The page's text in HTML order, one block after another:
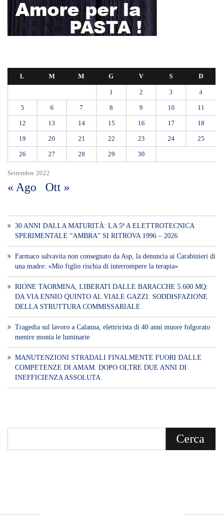
Settembre 2022
L M M G V S D
1 2 3 4
5 6 7 8 9 10 11
12 13 14 15 16 17 18
19 20 21 22 23 24 25
26 27 28 29 30
« Ago Ott »
30 ANNI DALLA MATURITÀ: LA 5ª A ELETTROTECNICA
SPERIMENTALE “AMBRA” SI RITROVA 1996 – 2026
Farmaco salvavita non consegnato da Asp, la denuncia ai Carabinieri di
una madre: «Mio figlio rischia di interrompere la terapia»
RIONE TAORMINA, LIBERATI DALLE BARACCHE 5.600 MQ:
DA VIA ENNIO QUINTO AL VIALE GAZZI. SODDISFAZIONE
DELLA STRUTTURA COMMISSARIALE
Tragedia sul lavoro a Calanna, elettricista di 40 anni muore folgorato
mentre monta le luminarie
MANUTENZIONI STRADALI FINALMENTE FUORI DALLE
COMPETENZE DI AMAM. DOPO OLTRE DUE ANNI DI
INEFFICIENZA ASSOLUTA.